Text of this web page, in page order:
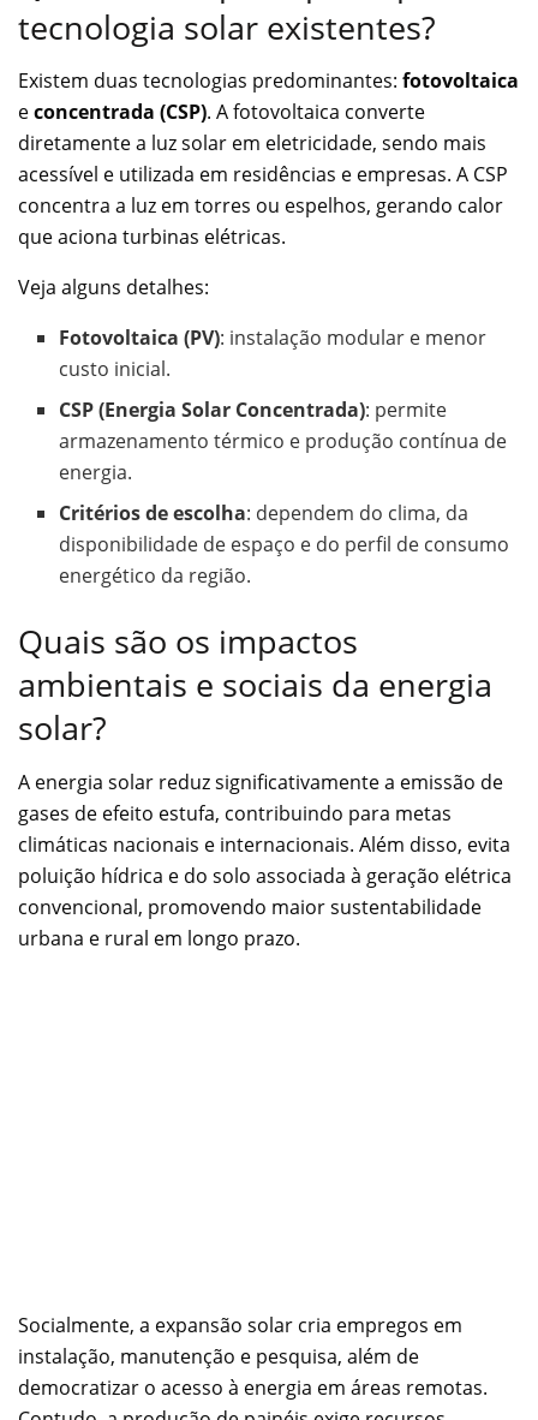
tecnologia solar existentes?
Existem duas tecnologias predominantes: fotovoltaica
econcentrada (CSP). A fotovoltaica converte
diretamente a luz solar em eletricidade, sendo mais
acessível e utilizada em residências e empresas. A CSP
concentra a luz em torres ou espelhos, gerando calor
que aciona turbinas elétricas.
Veja alguns detalhes:
Fotovoltaica (PV): instalação modular e menor
custo inicial.
CSP (Energia Solar Concentrada): permite
armazenamento térmico e produção contínua de
energia.
Critérios de escolha: dependem do clima, da
disponibilidade de espaço e do perfil de consumo
energético da região.
Quais são os impactos
ambientais e sociais da energia
solar?
A energia solar reduz significativamente a emissão de
gases de efeito estufa, contribuindo para metas
climáticas nacionais e internacionais. Além disso, evita
poluição hídrica e do solo associada à geração elétrica
convencional, promovendo maior sustentabilidade
urbana e rural em longo prazo.
Socialmente, a expansão solar cria empregos em
instalação, manutenção e pesquisa, além de
democratizar o acesso à energia em áreas remotas.